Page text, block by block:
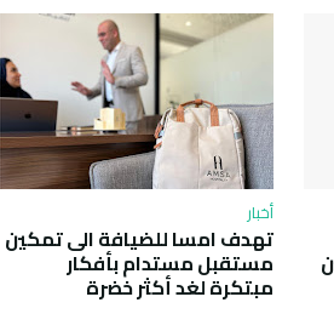
أخبار
تهدف امسا للضيافة الى تمكين
مستقبل مستدام بأفكار
مبتكرة لغد أكثر خضرة